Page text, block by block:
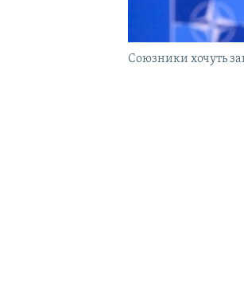
Союзники хочуть